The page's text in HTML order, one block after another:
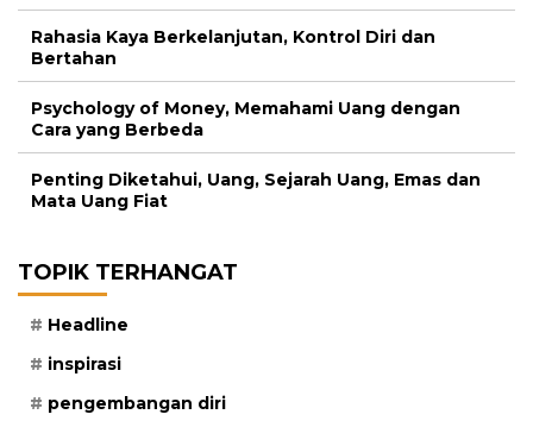
Rahasia Kaya Berkelanjutan, Kontrol Diri dan
Bertahan
Psychology of Money, Memahami Uang dengan
Cara yang Berbeda
Penting Diketahui, Uang, Sejarah Uang, Emas dan
Mata Uang Fiat
TOPIK TERHANGAT
Headline
inspirasi
pengembangan diri